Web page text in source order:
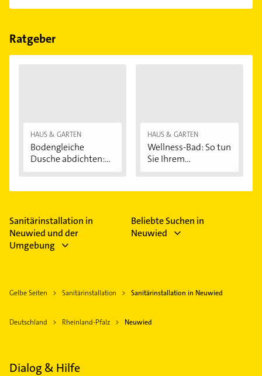
Das Angebot umfasst unter anderem Solaranlagen.
Ratgeber
HAUS & GARTEN
Bodengleiche
Dusche abdichten:...
HAUS & GARTEN
Wellness-Bad: So tun
Sie Ihrem...
Sanitärinstallation in
Neuwied und der
Umgebung
Beliebte Suchen in
Neuwied
Gelbe Seiten Sanitärinstallation Sanitärinstallation in Neuwied
Deutschland Rheinland-Pfalz Neuwied
Dialog & Hilfe